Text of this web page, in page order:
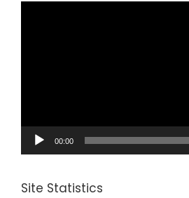
00:00
Site Statistics